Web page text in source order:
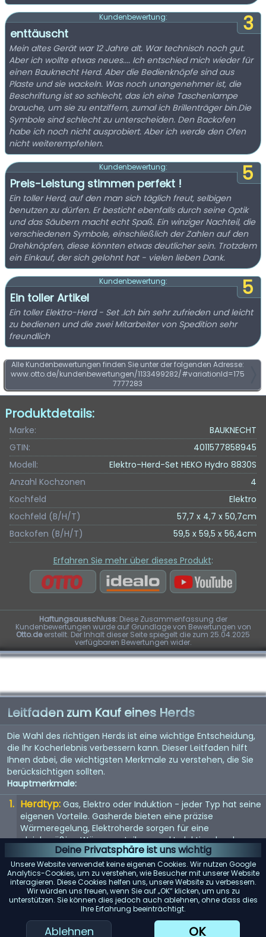
Deine Privatsphäre ist uns wichtig
Unsere Website verwendet keine eigenen Cookies. Wir nutzen Google
Analytics-Cookies, um zu verstehen, wie Besucher mit unserer Website
interagieren. Diese Cookies helfen uns, unsere Website zu verbessern.
Wir würden uns freuen, wenn Sie auf „OK“ klicken, um uns zu
unterstützen. Sie können dies jedoch auch ablehnen, ohne dass dies
Ihre Erfahrung beeinträchtigt.
Ablehnen OK
3
Kundenbewertung:
enttäuscht
Mein altes Gerät war 12 Jahre alt. War technisch noch gut.
Aber ich wollte etwas neues.... Ich entschied mich wieder für
einen Bauknecht Herd. Aber die Bedienknöpfe sind aus
Plaste und sie wackeln. Was noch unangenehmer ist, die
Beschriftung ist so schlecht, das ich eine Taschenlampe
brauche, um sie zu entziffern, zumal ich Brillenträger bin.Die
Symbole sind schlecht zu unterscheiden. Den Backofen
habe ich noch nicht ausprobiert. Aber ich werde den Ofen
nicht weiterempfehlen.
5
Kundenbewertung:
Preis-Leistung stimmen perfekt !
Ein toller Herd, auf den man sich täglich freut, selbigen
benutzen zu dürfen. Er besticht ebenfalls durch seine Optik
und das Säubern macht echt Spaß. Ein winziger Nachteil, die
verschiedenen Symbole, einschließlich der Zahlen auf den
Drehknöpfen, diese könnten etwas deutlicher sein. Trotzdem
ein Einkauf, der sich gelohnt hat - vielen lieben Dank.
5
Kundenbewertung:
Ein toller Artikel
Ein toller Elektro-Herd - Set .Ich bin sehr zufrieden und leicht
zu bedienen und die zwei Mitarbeiter von Spedition sehr
freundlich
Alle Kundenbewertungen finden Sie unter der folgenden Adresse:
www.otto.de/kundenbewertungen/1133499282/#variationId=175
7777283
Produktdetails:
Marke:
BAUKNECHT
GTIN:
4011577858945
Modell:
Elektro-Herd-Set HEKO Hydro 8830S
Anzahl Kochzonen
4
Kochfeld
Elektro
Kochfeld (B/H/T)
57,7 x 4,7 x 50,7cm
Backofen (B/H/T)
59,5 x 59,5 x 56,4cm
Erfahren Sie mehr über dieses Produkt:
Haftungsausschluss:Diese Zusammenfassung der
Kundenbewertungen wurde auf Grundlage von Bewertungen von
Otto.deerstellt. Der Inhalt dieser Seite spiegelt die zum 25.04.2025
verfügbaren Bewertungen wider.
Leitfaden zum Kauf eines Herds
Die Wahl des richtigen Herds ist eine wichtige Entscheidung,
die Ihr Kocherlebnis verbessern kann. Dieser Leitfaden hilft
Ihnen dabei, die wichtigsten Merkmale zu verstehen, die Sie
berücksichtigen sollten.
Hauptmerkmale:
Herdtyp: Gas, Elektro oder Induktion - jeder Typ hat seine
eigenen Vorteile. Gasherde bieten eine präzise
Wärmeregelung, Elektroherde sorgen für eine
gleichmäßige Wärmeverteilung und Induktionsherde
ermöglichen ein schnelles und effizientes Erhitzen.
Größe: Die Größe des Herds sollte in Ihre Küche passen
und Ihren Kochbedürfnissen entsprechen.
Standardbreiten sind 30 und 36 Zoll, aber es sind auch
größere Modelle erhältlich.
Anzahl der Brenner:
Mehr Brenner bieten mehr